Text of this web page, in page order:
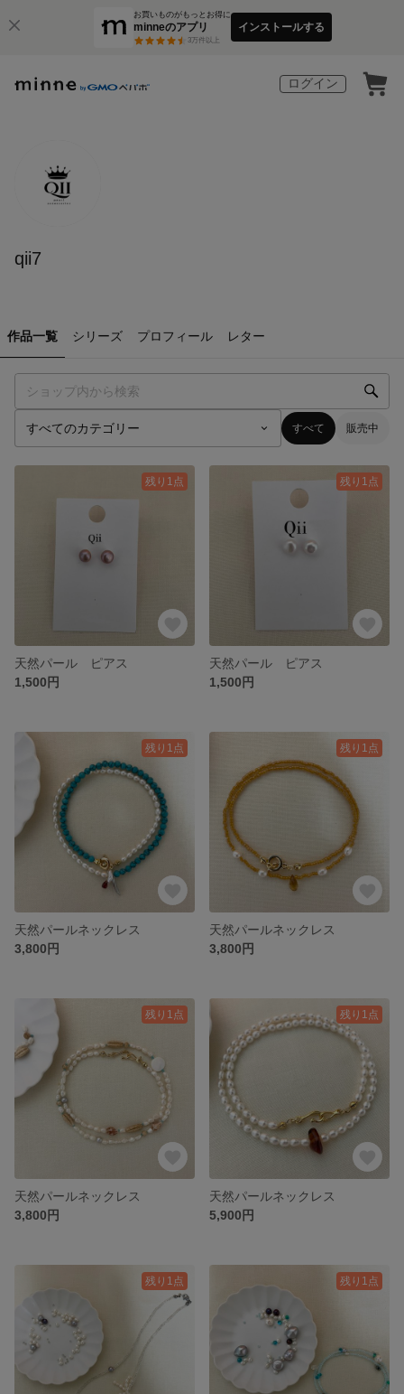
お買いものがもっとお得に
minneのアプリ
3万件以上
インストールする
ログイン
qii7
作品一覧 シリーズ プロフィール レター
すべて 販売中
残り1点
天然パール ピアス
1,500円
残り1点
天然パール ピアス
1,500円
残り1点
天然パールネックレス
3,800円
残り1点
天然パールネックレス
3,800円
残り1点
天然パールネックレス
3,800円
残り1点
天然パールネックレス
5,900円
残り1点 残り1点